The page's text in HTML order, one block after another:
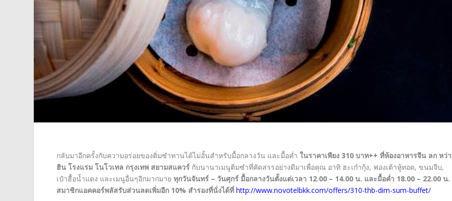
กลับมาอีกครั้งกับความอร่อยของติ่มซำทานได้ไม่อั้นสำหรับมื้อกลางวัน และมื้อค่ำ ในราคาเพียง310 บาท++ ที่ห้องอาหารจีน ลก หว่า
ฮิน โรงแรม โนโวเทล กรุงเทพ สยามสแควร์ กับนานาเมนูติ่มซำที่คัดสรรอย่างดีมาเพื่อคุณ อาทิ ฮะเก๋ากุ้ง, ฟองเต้าหู้ทอด, ขนมจีบ,
เป๋าฮื้อน้ำแดง และเมนูอื่นๆอีกมากมาย ทุกวันจันทร์ – วันศุกร์ มื้อกลางวันตั้งแต่เวลา 12.00 – 14.00 น. และมื้อค่ำ 18.00 – 22.00 น.
สมาชิกแอคคอร์พลัสรับส่วนลดเพิ่มอีก 10% สำรองที่นั่งได้ที่ http://www.novotelbkk.com/offers/310-thb-dim-sum-buffet/